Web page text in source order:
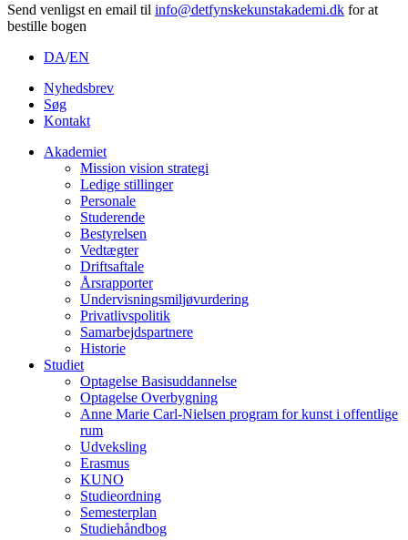
Send venligst en email til info@detfynskekunstakademi.dk for at
bestille bogen
DA/EN
Nyhedsbrev
Søg
Kontakt
Akademiet
Mission vision strategi
Ledige stillinger
Personale
Studerende
Bestyrelsen
Vedtægter
Driftsaftale
Årsrapporter
Undervisningsmiljøvurdering
Privatlivspolitik
Samarbejdspartnere
Historie
Studiet
Optagelse Basisuddannelse
Optagelse Overbygning
Anne Marie Carl-Nielsen program for kunst i offentlige
rum
Udveksling
Erasmus
KUNO
Studieordning
Semesterplan
Studiehåndbog